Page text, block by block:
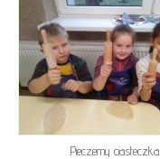
Pieczemy ciasteczka...